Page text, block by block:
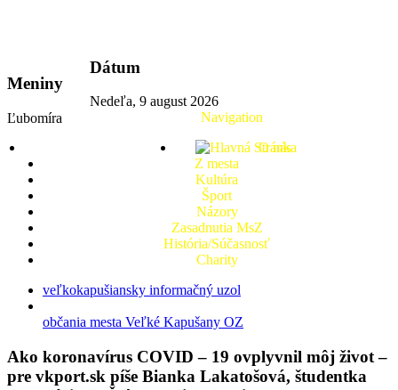
Meniny
Ľubomíra
Dátum
Nedeľa, 9 august 2026
Navigation
O nás
Z mesta
Kultúra
Šport
Názory
Zasadnutia MsZ
História/Súčasnosť
Charity
veľkokapušiansky informačný uzol
občania mesta Veľké Kapušany OZ
Ako koronavírus COVID – 19 ovplyvnil môj život –
pre vkport.sk píše Bianka Lakatošová, študentka